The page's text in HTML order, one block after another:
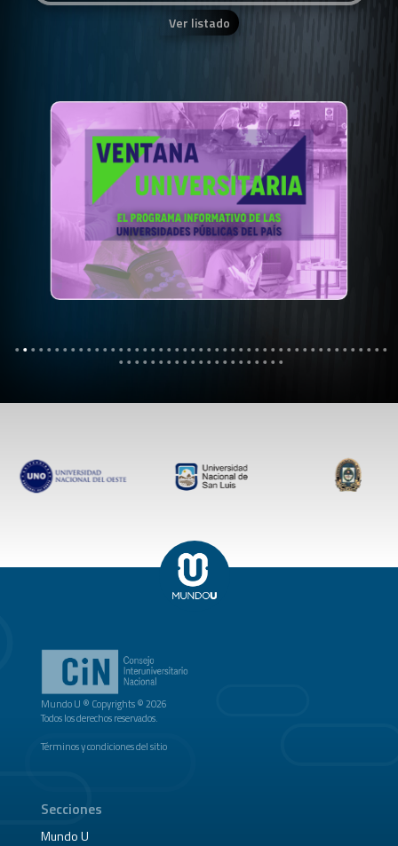
Ver listado
Mundo U ® Copyrights © 2026
Todos los derechos reservados.
Términos y condiciones del sitio
Secciones
Mundo U